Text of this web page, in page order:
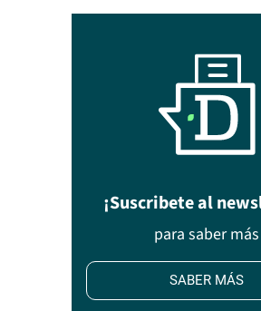
¡Suscribete al
para saber más
SABER MÁS